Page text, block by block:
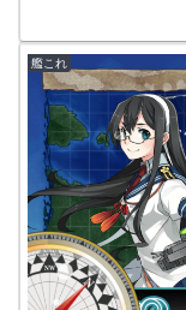
艦これ